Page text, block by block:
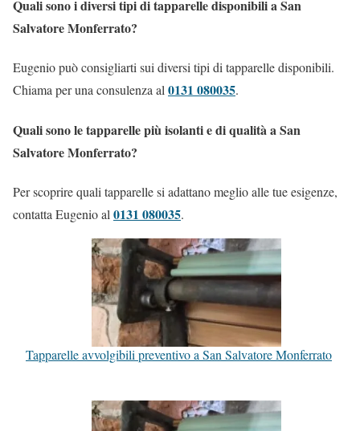
Quali sono i diversi tipi di tapparelle disponibili a San
Salvatore Monferrato?
Eugenio può consigliarti sui diversi tipi di tapparelle disponibili.
Chiama per una consulenza al0131 080035.
Quali sono le tapparelle più isolanti e di qualità a San
Salvatore Monferrato?
Per scoprire quali tapparelle si adattano meglio alle tue esigenze,
contatta Eugenio al 0131 080035.
Tapparelle avvolgibili preventivo a San Salvatore Monferrato